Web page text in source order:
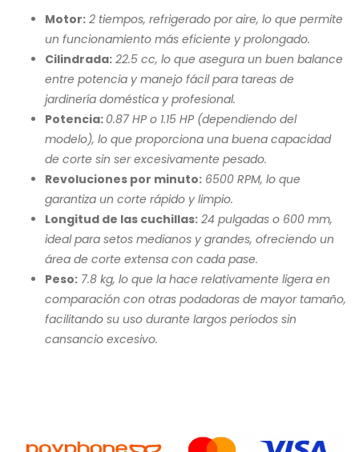
Motor: 2 tiempos, refrigerado por aire, lo que permite
un funcionamiento más eficiente y prolongado.
Cilindrada: 22.5 cc, lo que asegura un buen balance
entre potencia y manejo fácil para tareas de
jardinería doméstica y profesional.
Potencia: 0.87 HP o 1.15 HP (dependiendo del
modelo), lo que proporciona una buena capacidad
de corte sin ser excesivamente pesado.
Revoluciones por minuto: 6500 RPM, lo que
garantiza un corte rápido y limpio.
Longitud de las cuchillas: 24 pulgadas o 600 mm,
ideal para setos medianos y grandes, ofreciendo un
área de corte extensa con cada pase.
Peso: 7.8 kg, lo que la hace relativamente ligera en
comparación con otras podadoras de mayor tamaño,
facilitando su uso durante largos períodos sin
cansancio excesivo.